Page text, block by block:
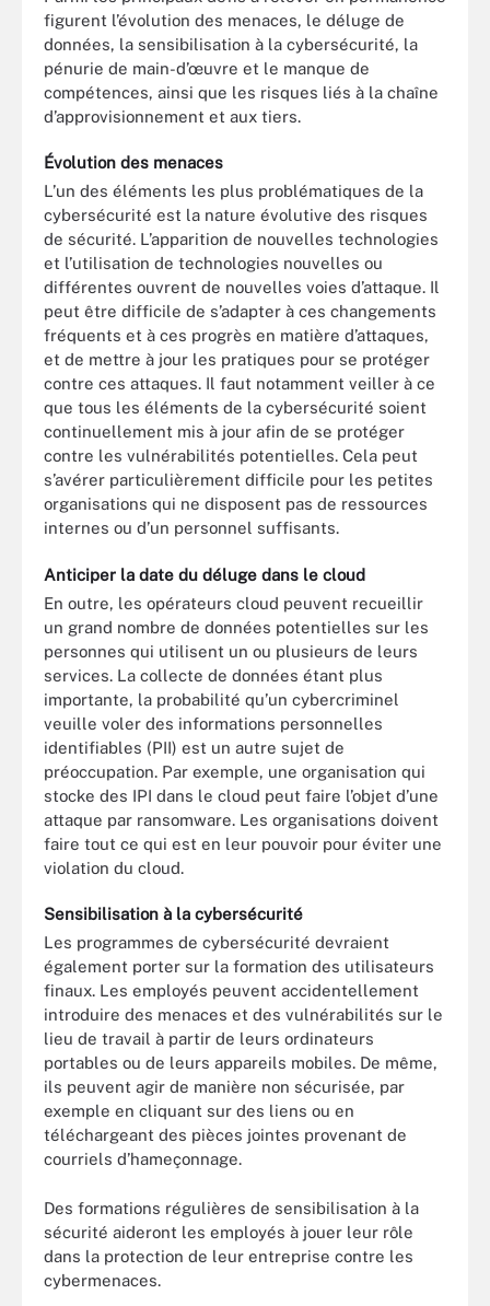
figurent l’évolution des menaces, le déluge de
données, la sensibilisation à la cybersécurité, la
pénurie de main-d’œuvre et le manque de
compétences, ainsi que les risques liés à la chaîne
d’approvisionnement et aux tiers.
Évolution des menaces
L’un des éléments les plus problématiques de la
cybersécurité est la nature évolutive des risques
de sécurité. L’apparition de nouvelles technologies
et l’utilisation de technologies nouvelles ou
différentes ouvrent de nouvelles voies d’attaque. Il
peut être difficile de s’adapter à ces changements
fréquents et à ces progrès en matière d’attaques,
et de mettre à jour les pratiques pour se protéger
contre ces attaques. Il faut notamment veiller à ce
que tous les éléments de la cybersécurité soient
continuellement mis à jour afin de se protéger
contre les vulnérabilités potentielles. Cela peut
s’avérer particulièrement difficile pour les petites
organisations qui ne disposent pas de ressources
internes ou d’un personnel suffisants.
Anticiper la date du déluge dans le cloud
En outre, les opérateurs cloud peuvent recueillir
un grand nombre de données potentielles sur les
personnes qui utilisent un ou plusieurs de leurs
services. La collecte de données étant plus
importante, la probabilité qu’un cybercriminel
veuille voler des informations personnelles
identifiables (PII) est un autre sujet de
préoccupation. Par exemple, une organisation qui
stocke des IPI dans le cloud peut faire l’objet d’une
attaque par ransomware. Les organisations doivent
faire tout ce qui est en leur pouvoir pour éviter une
violation du cloud.
Sensibilisation à la cybersécurité
Les programmes de cybersécurité devraient
également porter sur la formation des utilisateurs
finaux. Les employés peuvent accidentellement
introduire des menaces et des vulnérabilités sur le
lieu de travail à partir de leurs ordinateurs
portables ou de leurs appareils mobiles. De même,
ils peuvent agir de manière non sécurisée, par
exemple en cliquant sur des liens ou en
téléchargeant des pièces jointes provenant de
courriels d’hameçonnage.
Des formations régulières de sensibilisation à la
sécurité aideront les employés à jouer leur rôle
dans la protection de leur entreprise contre les
cybermenaces.